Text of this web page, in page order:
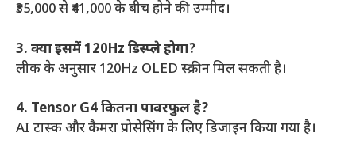
₹35,000 से ₹41,000 के बीच होने की उम्मीद।
3. क्या इसमें 120Hz डिस्प्ले होगा?
लीक के अनुसार 120Hz OLED स्क्रीन मिल सकती है।
4. Tensor G4 कितना पावरफुल है?
AI टास्क और कैमरा प्रोसेसिंग के लिए डिजाइन किया गया है।